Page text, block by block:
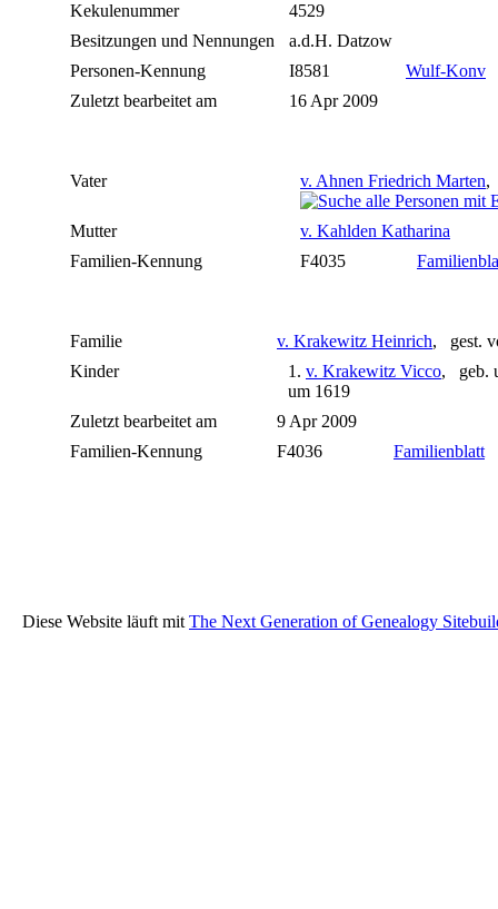
Kekulenummer
4529
Besitzungen und Nennungen
a.d.H. Datzow
Personen-Kennung
I8581
Wulf-Konv
Zuletzt bearbeitet am
16 Apr 2009
Vater v. Ahnen Friedrich Marten,
Mutter
v. Kahlden Katharina
Familien-Kennung
F4035
Familie v. Krakewitz Heinrich, gest.
Kinder
1. v. Krakewitz Vicco, geb.
um 1619
Zuletzt bearbeitet am
9 Apr 2009
Familien-Kennung
F4036 Familienblatt
Diese Website läuft mit The Next Generation of Genealogy